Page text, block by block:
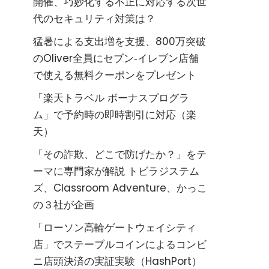
代のセキュリティ対策は？
猛暑による支出増を支援、800万突破
のOliver全員にセブン‐イレブン店舗
で使える無料クーポンをプレゼント
「楽天トラベル ボーナスプログラ
ム」で予約時の即時割引に対応（楽
天）
「その詐欺、どこで防げたか？」をテ
ーマに専門家が解説 トビラジステム
ズ、Classroom Adventure、かっこ
の３社が企画
「ローソン高輪ゲートウェイシティ
店」でステーブルコインによるコンビ
ニ店頭決済の実証実験（HashPort）